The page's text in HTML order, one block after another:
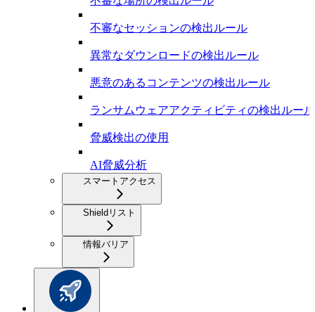
不審なセッションの検出ルール
異常なダウンロードの検出ルール
悪意のあるコンテンツの検出ルール
ランサムウェアアクティビティの検出ルール
脅威検出の使用
AI脅威分析
スマートアクセス
Shieldリスト
情報バリア